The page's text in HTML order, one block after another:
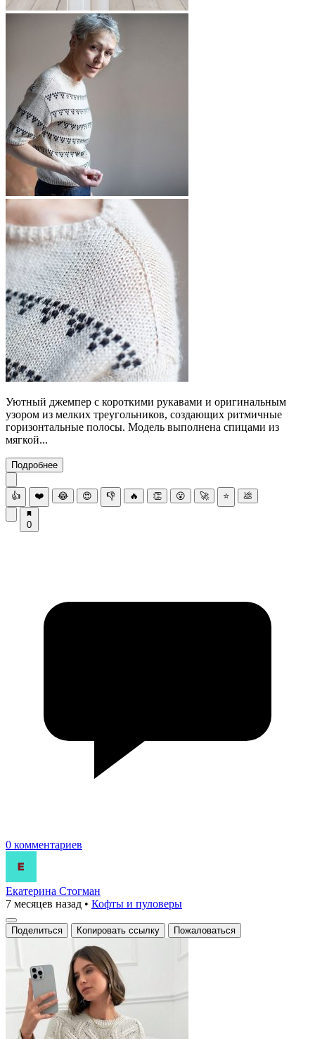
Уютный джемпер с короткими рукавами и оригинальным
узором из мелких треугольников, создающих ритмичные
горизонтальные полосы. Модель выполнена спицами из
мягкой...
Подробнее
👍 ❤️ 😂 😍 👎 🔥 👏 😮 🚀 ⭐ 💩
0
0 комментариев
Екатерина Стогман
7 месяцев назад • Кофты и пуловеры
Поделиться Копировать ссылку Пожаловаться